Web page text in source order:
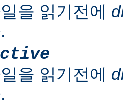
을 읽기전에
을 읽기전에